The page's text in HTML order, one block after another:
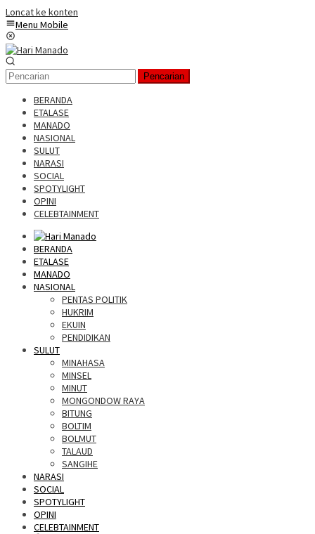
Loncat ke konten
Menu Mobile
Pencarian
BERANDA
ETALASE
MANADO
NASIONAL
SULUT
NARASI
SOCIAL
SPOTYLIGHT
OPINI
CELEBTAINMENT
BERANDA
ETALASE
MANADO
NASIONAL
PENTAS POLITIK
HUKRIM
EKUIN
PENDIDIKAN
SULUT
MINAHASA
MINSEL
MINUT
MONGONDOW RAYA
BITUNG
BOLTIM
BOLMUT
TALAUD
SANGIHE
NARASI
SOCIAL
SPOTYLIGHT
OPINI
CELEBTAINMENT